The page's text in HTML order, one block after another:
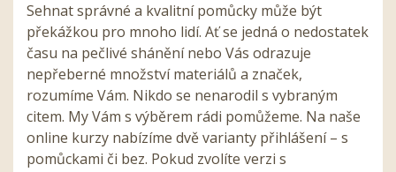
Sehnat správné a kvalitní pomůcky může být
překážkou pro mnoho lidí. Ať se jedná o nedostatek
času na pečlivé shánění nebo Vás odrazuje
nepřeberné množství materiálů a značek,
rozumíme Vám. Nikdo se nenarodil s vybraným
citem. My Vám s výběrem rádi pomůžeme. Na naše
online kurzy nabízíme dvě varianty přihlášení – s
pomůckami či bez. Pokud zvolíte verzi s